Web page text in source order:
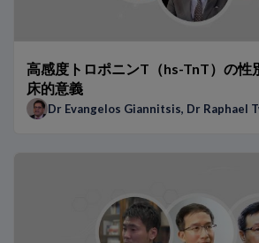
高感度トロポニンT（hs-TnT）の性
床的意義
Dr Evangelos Giannitsis, Dr Raphael